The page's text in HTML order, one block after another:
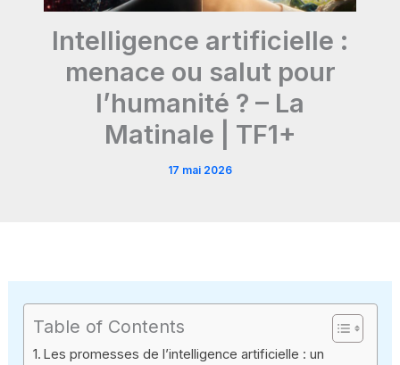
Intelligence artificielle :
menace ou salut pour
l’humanité ? – La
Matinale | TF1+
17 mai 2026
Table of Contents
Les promesses de l’intelligence artificielle : un